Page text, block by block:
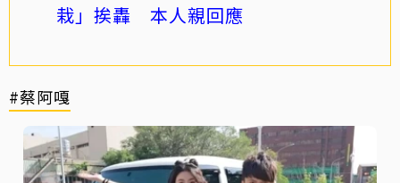
栽」挨轟 本人親回應
#蔡阿嘎